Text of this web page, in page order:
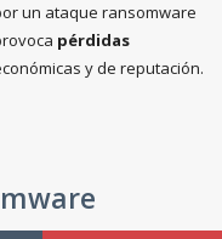
un ataque ransomware
pérdidas
y de reputación.